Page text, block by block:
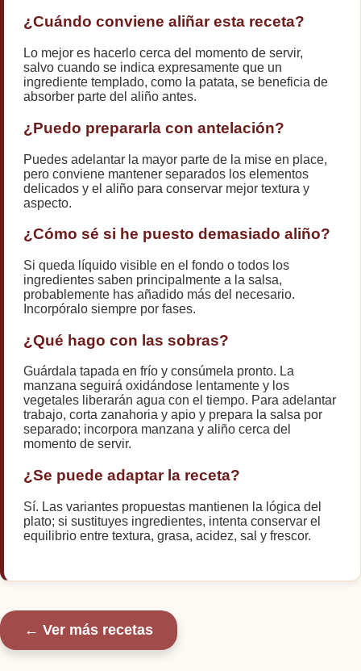
¿Cuándo conviene aliñar esta receta?
Lo mejor es hacerlo cerca del momento de servir,
salvo cuando se indica expresamente que un
ingrediente templado, como la patata, se beneficia de
absorber parte del aliño antes.
¿Puedo prepararla con antelación?
Puedes adelantar la mayor parte de la mise en place,
pero conviene mantener separados los elementos
delicados y el aliño para conservar mejor textura y
aspecto.
¿Cómo sé si he puesto demasiado aliño?
Si queda líquido visible en el fondo o todos los
ingredientes saben principalmente a la salsa,
probablemente has añadido más del necesario.
Incorpóralo siempre por fases.
¿Qué hago con las sobras?
Guárdala tapada en frío y consúmela pronto. La
manzana seguirá oxidándose lentamente y los
vegetales liberarán agua con el tiempo. Para adelantar
trabajo, corta zanahoria y apio y prepara la salsa por
separado; incorpora manzana y aliño cerca del
momento de servir.
¿Se puede adaptar la receta?
Sí. Las variantes propuestas mantienen la lógica del
plato; si sustituyes ingredientes, intenta conservar el
equilibrio entre textura, grasa, acidez, sal y frescor.
← Ver más recetas